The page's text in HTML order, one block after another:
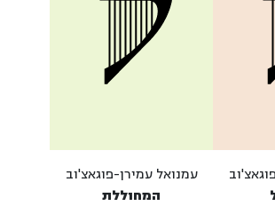
עמנואל עמירן-פוגאצ'וב
המחוללת